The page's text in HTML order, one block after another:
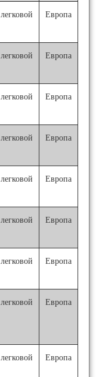
легковой Европа
легковой Европа
легковой Европа
легковой Европа
легковой Европа
легковой Европа
легковой Европа
легковой Европа
легковой Европа